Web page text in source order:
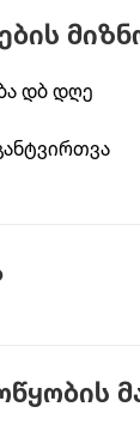
დბ დღე